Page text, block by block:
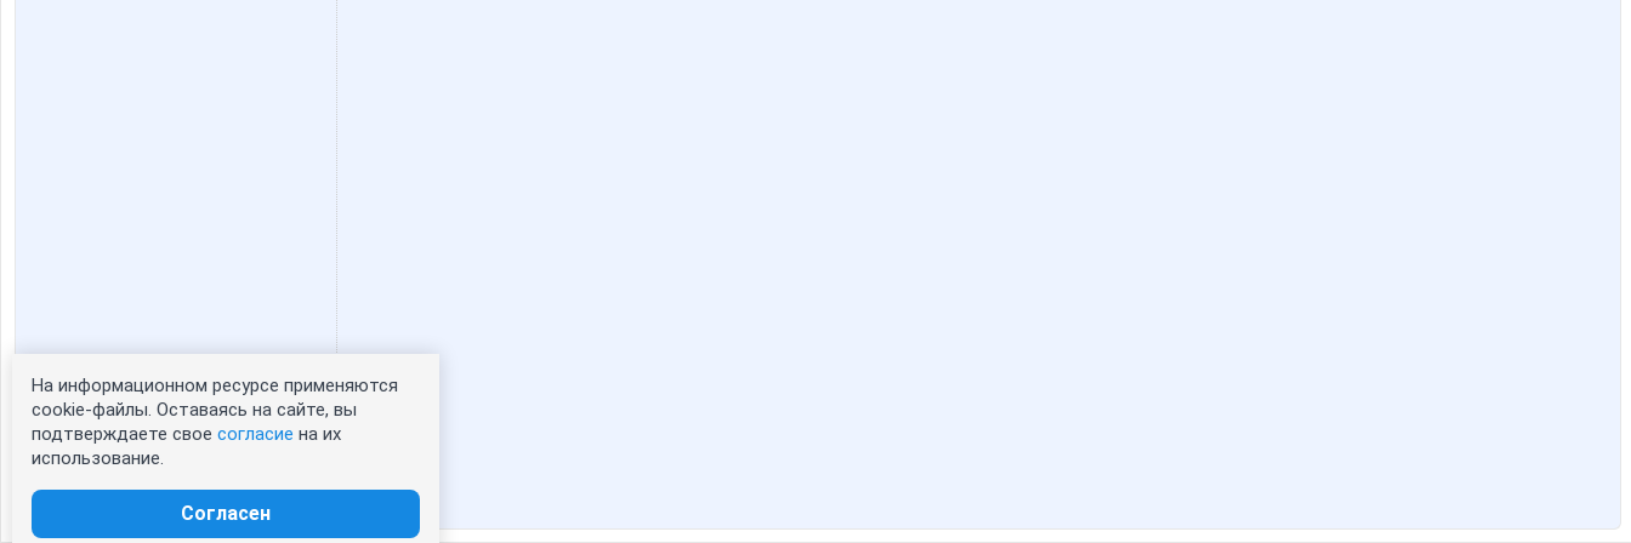
Статистика портрета:
сейчас просматривают портрет - 0
зарегистрированные пользователи
На информационном ресурсе применяются
cookie-файлы. Оставаясь на сайте, вы
подтверждаете свое согласие на их
использование.
Согласен